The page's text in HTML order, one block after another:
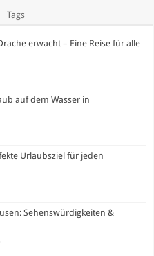
Tags
erwacht – Eine Reise für alle
auf dem Wasser in
Urlaubsziel für jeden
Sehenswürdigkeiten &